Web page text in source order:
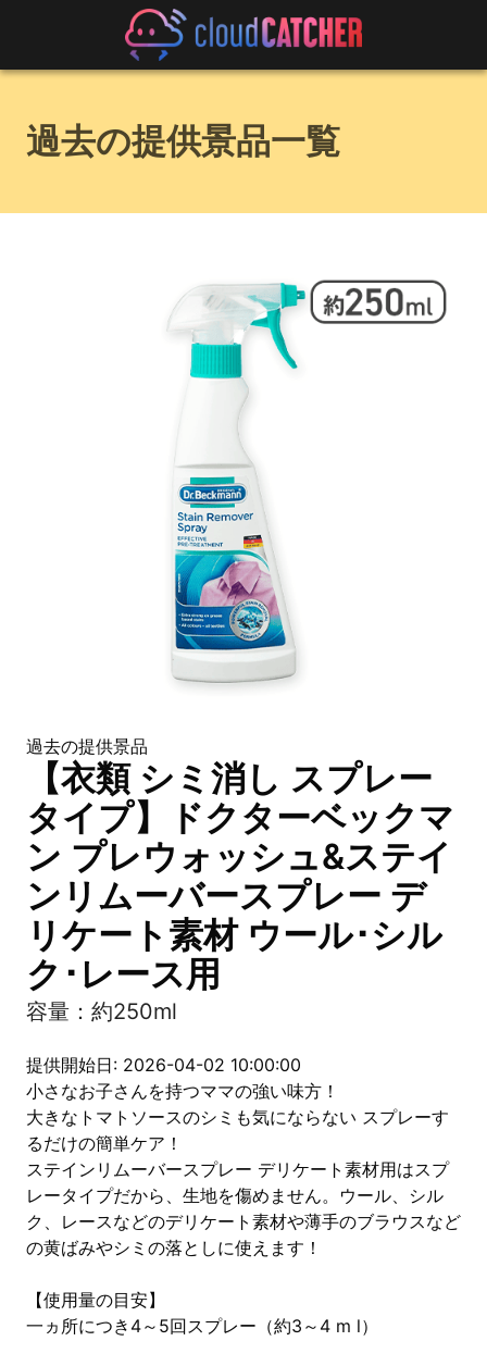
過去の提供景品一覧
過去の提供景品
【衣類 シミ消し スプレー
タイプ】ドクターベックマ
ン プレウォッシュ&ステイ
ンリムーバースプレー デ
リケート素材 ウール･シル
ク･レース用
容量：約250ml
提供開始日: 2026-04-02 10:00:00
小さなお子さんを持つママの強い味方！
大きなトマトソースのシミも気にならない スプレーす
るだけの簡単ケア！
ステインリムーバースプレー デリケート素材用はスプ
レータイプだから、生地を傷めません。ウール、シル
ク、レースなどのデリケート素材や薄手のブラウスなど
の黄ばみやシミの落としに使えます！
【使用量の目安】
一ヵ所につき4～5回スプレー（約3～4 m l）